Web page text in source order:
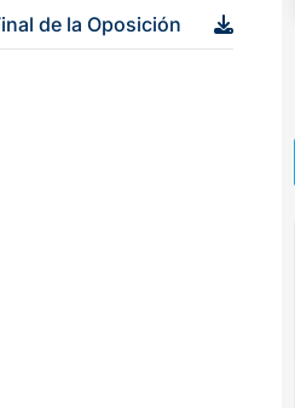
de la Oposición